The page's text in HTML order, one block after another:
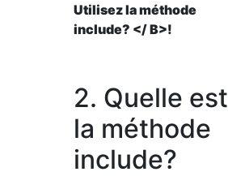
Utilisez laméthode
include? </ B>!
2. Quelle est
la méthode
include?